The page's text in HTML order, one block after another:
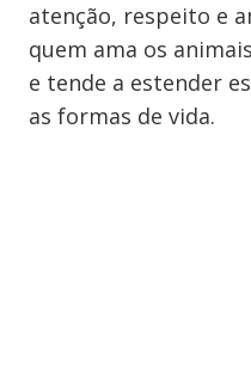
atenção, respeito e
quem ama os
e tende a estender
as formas de vida.